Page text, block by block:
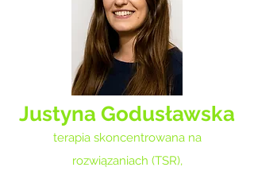
Justyna Godusławska
terapia skoncentrowana na
rozwiązaniach (TSR),